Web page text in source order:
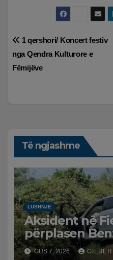
Lëvizje
te
1 qershori/ Koncert festiv
nga Qendra Kulturore e
Fëmijëve
Të ngjashme
LUSHNJË
Aksident në
përplasen
furgonin,
GUS 7, 2026